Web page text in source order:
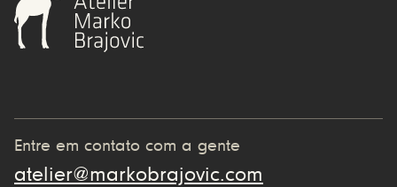
Entre em contato com a gente
atelier@markobrajovic.com